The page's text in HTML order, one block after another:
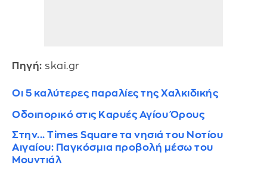
Πηγή: skai.gr
Οι 5 καλύτερες παραλίες της Χαλκιδικής
Οδοιπορικό στις Καρυές Αγίου Όρους
Στην... Times Square τα νησιά του Νοτίου
Αιγαίου: Παγκόσμια προβολή μέσω του
Μουντιάλ